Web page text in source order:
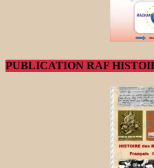
PUBLICATION RAF